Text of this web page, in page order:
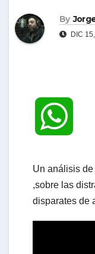
By
DIC
Un análisis
,sobre las
disparates de